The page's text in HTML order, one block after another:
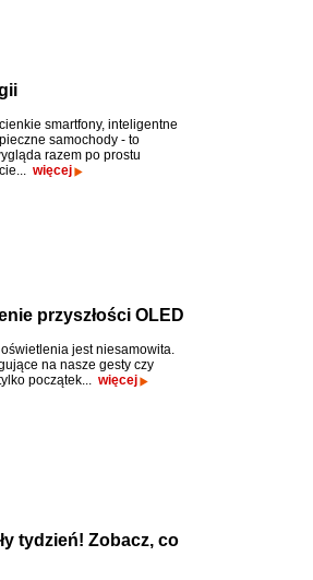
smartfony, inteligentne
samochody - to
razem po prostu
więcej
przyszłości OLED
oświetlenia jest niesamowita.
na nasze gesty czy
początek... więcej
tydzień! Zobacz, co